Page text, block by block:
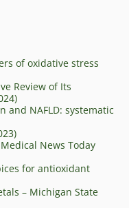
of oxidative stress
Review of Its
and NAFLD: systematic
News Today
for antioxidant
– Michigan State